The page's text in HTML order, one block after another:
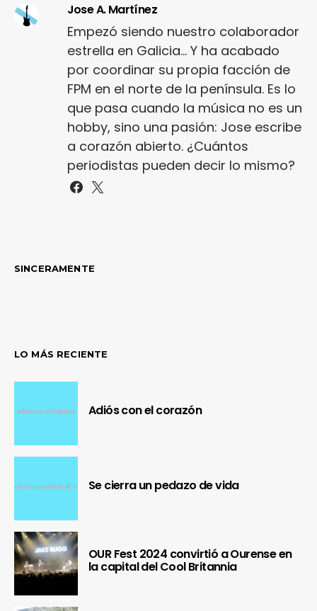
Jose A. Martínez
Empezó siendo nuestro colaborador
estrella en Galicia... Y ha acabado
por coordinar su propia facción de
FPM en el norte de la península. Es lo
que pasa cuando la música no es un
hobby, sino una pasión: Jose escribe
a corazón abierto. ¿Cuántos
periodistas pueden decir lo mismo?
SINCERAMENTE
LO MÁS RECIENTE
Adiós con el corazón
Se cierra un pedazo de vida
OUR Fest 2024 convirtió a Ourense en
la capital del Cool Britannia